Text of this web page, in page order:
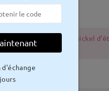
d'allergie au nickel